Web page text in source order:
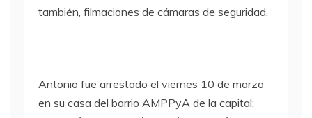
también, filmaciones de cámaras de seguridad.
Antonio fue arrestado el viernes 10 de marzo
en su casa del barrio AMPPyA de la capital;